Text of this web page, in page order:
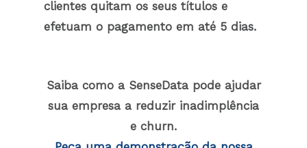
clientes quitam os seus títulos e
efetuam o pagamento em até 5 dias.
Saiba como a SenseData pode ajudar
sua empresa a reduzir inadimplência
e churn.